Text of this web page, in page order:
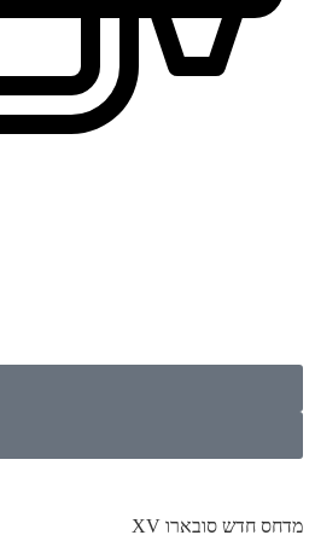
מדחס חדש סובארו XV